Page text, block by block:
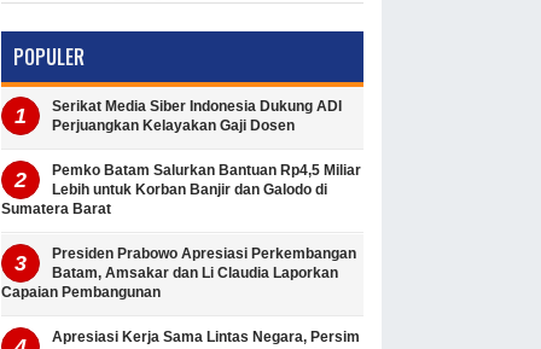
POPULER
Serikat Media Siber Indonesia Dukung ADI
Perjuangkan Kelayakan Gaji Dosen
Pemko Batam Salurkan Bantuan Rp4,5 Miliar
Lebih untuk Korban Banjir dan Galodo di
Sumatera Barat
Presiden Prabowo Apresiasi Perkembangan
Batam, Amsakar dan Li Claudia Laporkan
Capaian Pembangunan
Apresiasi Kerja Sama Lintas Negara, Persim